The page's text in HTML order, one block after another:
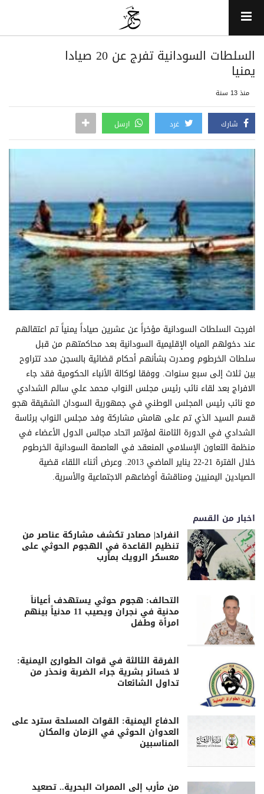
السلطات السودانية تفرج عن 20 صيادا
يمنيا
منذ 13 سنة
شارك غرد ارسل
افرجت السلطات السودانية مؤخراً عن عشرين صياداً يمنياً تم اعتقالهم
عند دخولهم المياه الإقليمية السودانية بعد محاكمتهم من قبل
سلطات الخرطوم وصدرت بشأنهم أحكام قضائية بالسجن مدد تتراوح
بين ثلاث إلى سبع سنوات. ووفقا لوكالة الأنباء الحكومية فقد جاء
الافراج بعد لقاء نائب رئيس مجلس النواب محمد علي سالم الشدادي
مع نائب رئيس المجلس الوطني في جمهورية السودان الشقيقة هجو
قسم السيد الذي تم على هامش مشاركة وفد مجلس النواب برئاسة
الشدادي في الدورة الثامنة لمؤتمر اتحاد مجالس الدول الأعضاء في
منظمة التعاون الإسلامي المنعقد في العاصمة السودانية الخرطوم
خلال الفترة 21-22 يناير الماضي 2013. وعرض أثناء اللقاء قضية
الصيادين اليمنيين ومناقشة أوضاعهم الاجتماعية والأسرية.
اخبار من القسم
انفراد| مصادر تكشف مشاركة عناصر من
تنظيم القاعدة في الهجوم الحوثي على
معسكر الرويك بمأرب
التحالف: هجوم حوثي يستهدف أعياناً
مدنية في نجران ويصيب 11 مدنياً بينهم
امرأة وطفل
الفرقة الثالثة في قوات الطوارئ اليمنية:
لا خسائر بشرية جراء الضربة ونحذر من
تداول الشائعات
الدفاع اليمنية: القوات المسلحة سترد على
العدوان الحوثي في الزمان والمكان
المناسبين
من مأرب إلى الممرات البحرية.. تصعيد